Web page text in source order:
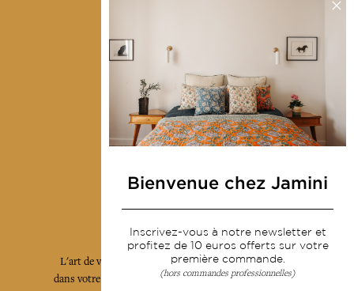
Livraison & retour
CGV
Devenir revendeur
Notre communauté
L'art de vivre JAMINI raconté avec poésie et élégance
dans votre boîte mail. Inscrivez vous à notre newsletter
Bienvenue chez Jamini
Inscrivez-vous à notre newsletter et
profitez de 10 euros offerts sur votre
première commande.
(hors commandes professionnelles)